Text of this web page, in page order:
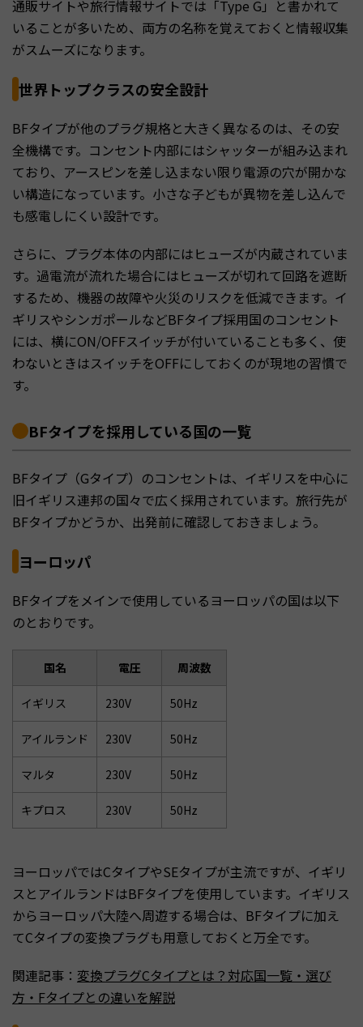
通販サイトや旅行情報サイトでは「Type G」と書かれて
いることが多いため、両方の名称を覚えておくと情報収集
がスムーズになります。
世界トップクラスの安全設計
BFタイプが他のプラグ規格と大きく異なるのは、その安
全機構です。コンセント内部にはシャッターが組み込まれ
ており、アースピンを差し込まない限り電源の穴が開かな
い構造になっています。小さな子どもが異物を差し込んで
も感電しにくい設計です。
さらに、プラグ本体の内部にはヒューズが内蔵されていま
す。過電流が流れた場合にはヒューズが切れて回路を遮断
するため、機器の故障や火災のリスクを低減できます。イ
ギリスやシンガポールなどBFタイプ採用国のコンセント
には、横にON/OFFスイッチが付いていることも多く、使
わないときはスイッチをOFFにしておくのが現地の習慣で
す。
BFタイプを採用している国の一覧
BFタイプ（Gタイプ）のコンセントは、イギリスを中心に
旧イギリス連邦の国々で広く採用されています。旅行先が
BFタイプかどうか、出発前に確認しておきましょう。
ヨーロッパ
BFタイプをメインで使用しているヨーロッパの国は以下
のとおりです。
国名 電圧 周波数
イギリス 230V 50Hz
アイルランド 230V 50Hz
マルタ 230V 50Hz
キプロス 230V 50Hz
ヨーロッパではCタイプやSEタイプが主流ですが、イギリ
スとアイルランドはBFタイプを使用しています。イギリス
からヨーロッパ大陸へ周遊する場合は、BFタイプに加え
てCタイプの変換プラグも用意しておくと万全です。
関連記事： 変換プラグCタイプとは？対応国一覧・選び
方・Fタイプとの違いを解説